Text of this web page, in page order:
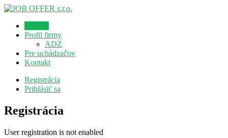
Profil firmy
ADZ
Pre uchádzačov
Kontakt
Registrácia
Prihlásiť sa
Registrácia
User registration is not enabled